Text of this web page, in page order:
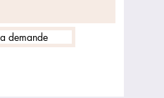
demande